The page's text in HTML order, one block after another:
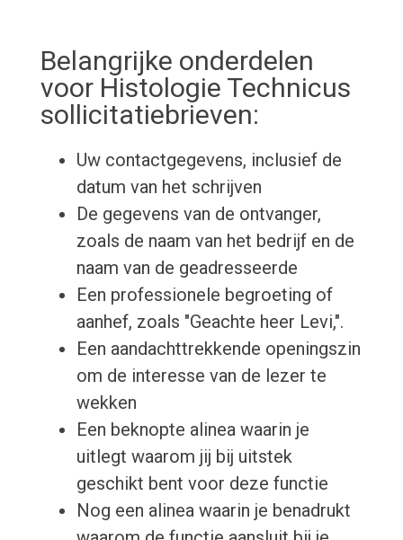
Belangrijke onderdelen
voor Histologie Technicus
sollicitatiebrieven:
Uw contactgegevens, inclusief de
datum van het schrijven
De gegevens van de ontvanger,
zoals de naam van het bedrijf en de
naam van de geadresseerde
Een professionele begroeting of
aanhef, zoals "Geachte heer Levi,".
Een aandachttrekkende openingszin
om de interesse van de lezer te
wekken
Een beknopte alinea waarin je
uitlegt waarom jij bij uitstek
geschikt bent voor deze functie
Nog een alinea waarin je benadrukt